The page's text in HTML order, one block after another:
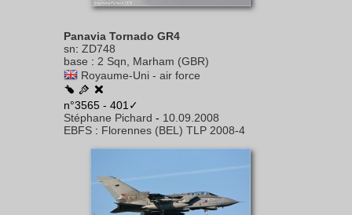
Panavia Tornado GR4
sn: ZD748
base : 2 Sqn, Marham (GBR)
Royaume-Uni - air force
n°3565 - 401✓
Stéphane Pichard - 10.09.2008
EBFS : Florennes (BEL) TLP 2008-4